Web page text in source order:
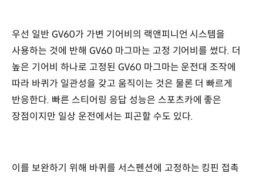
우선 일반 GV60가 가변 기어비의 랙앤피니언 시스템을
사용하는 것에 반해 GV60 마그마는 고정 기어비를 썼다. 더
높은 기어비 하나로 고정된 GV60 마그마는 운전대 조작에
따라 바퀴가 일관성을 갖고 움직이는 것은 물론 더 빠르게
반응한다. 빠른 스티어링 응답 성능은 스포츠카에 좋은
장점이지만 일상 운전에서는 피곤할 수도 있다.
이를 보완하기 위해 바퀴를 서스펜션에 고정하는 킹핀 접촉